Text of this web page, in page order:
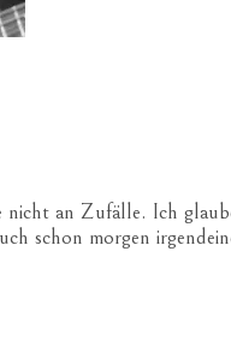
an Zufälle. Ich
schon morgen